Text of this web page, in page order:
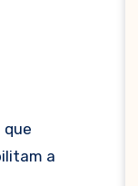
que
a